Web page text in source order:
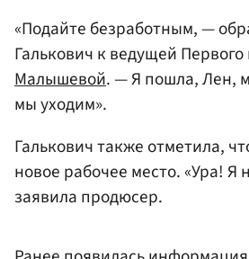
«Подайте безработным, —
Галькович к ведущей Первого
Малышевой. — Я пошла, Лен,
мы уходим».
Галькович также отметила,
новое рабочее место. «Ура! Я
заявила продюсер.